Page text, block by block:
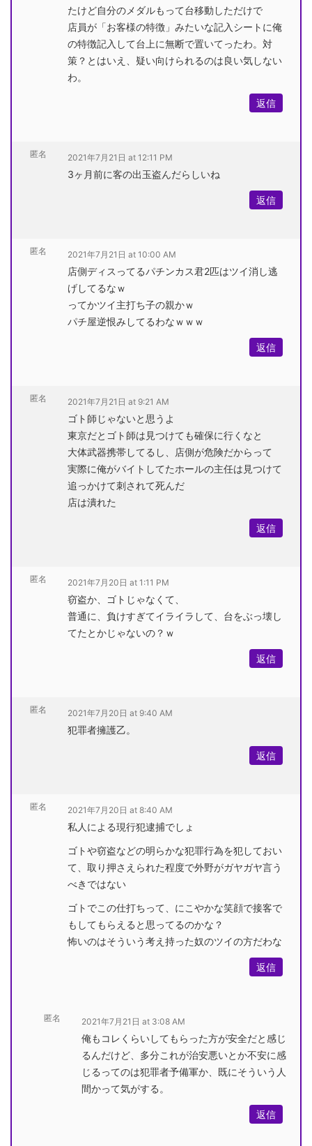
たけど自分のメダルもって台移動しただけで
店員が「お客様の特徴」みたいな記入シートに俺
の特徴記入して台上に無断で置いてったわ。対
策？とはいえ、疑い向けられるのは良い気しない
わ。
返信
匿名 2021年7月21日 at 12:11 PM
3ヶ月前に客の出玉盗んだらしいね
返信
匿名 2021年7月21日 at 10:00 AM
店側ディスってるパチンカス君2匹はツイ消し逃
げしてるなｗ
ってかツイ主打ち子の親かｗ
パチ屋逆恨みしてるわなｗｗｗ
返信
匿名 2021年7月21日 at 9:21 AM
ゴト師じゃないと思うよ
東京だとゴト師は見つけても確保に行くなと
大体武器携帯してるし、店側が危険だからって
実際に俺がバイトしてたホールの主任は見つけて
追っかけて刺されて死んだ
店は潰れた
返信
匿名 2021年7月20日 at 1:11 PM
窃盗か、ゴトじゃなくて、
普通に、負けすぎてイライラして、台をぶっ壊し
てたとかじゃないの？ｗ
返信
匿名 2021年7月20日 at 9:40 AM
犯罪者擁護乙。
返信
匿名 2021年7月20日 at 8:40 AM
私人による現行犯逮捕でしょ
ゴトや窃盗などの明らかな犯罪行為を犯しておい
て、取り押さえられた程度で外野がガヤガヤ言う
べきではない
ゴトでこの仕打ちって、にこやかな笑顔で接客で
もしてもらえると思ってるのかな？
怖いのはそういう考え持った奴のツイの方だわな
返信
匿名 2021年7月21日 at 3:08 AM
俺もコレくらいしてもらった方が安全だと感じ
るんだけど、多分これが治安悪いとか不安に感
じるってのは犯罪者予備軍か、既にそういう人
間かって気がする。
返信